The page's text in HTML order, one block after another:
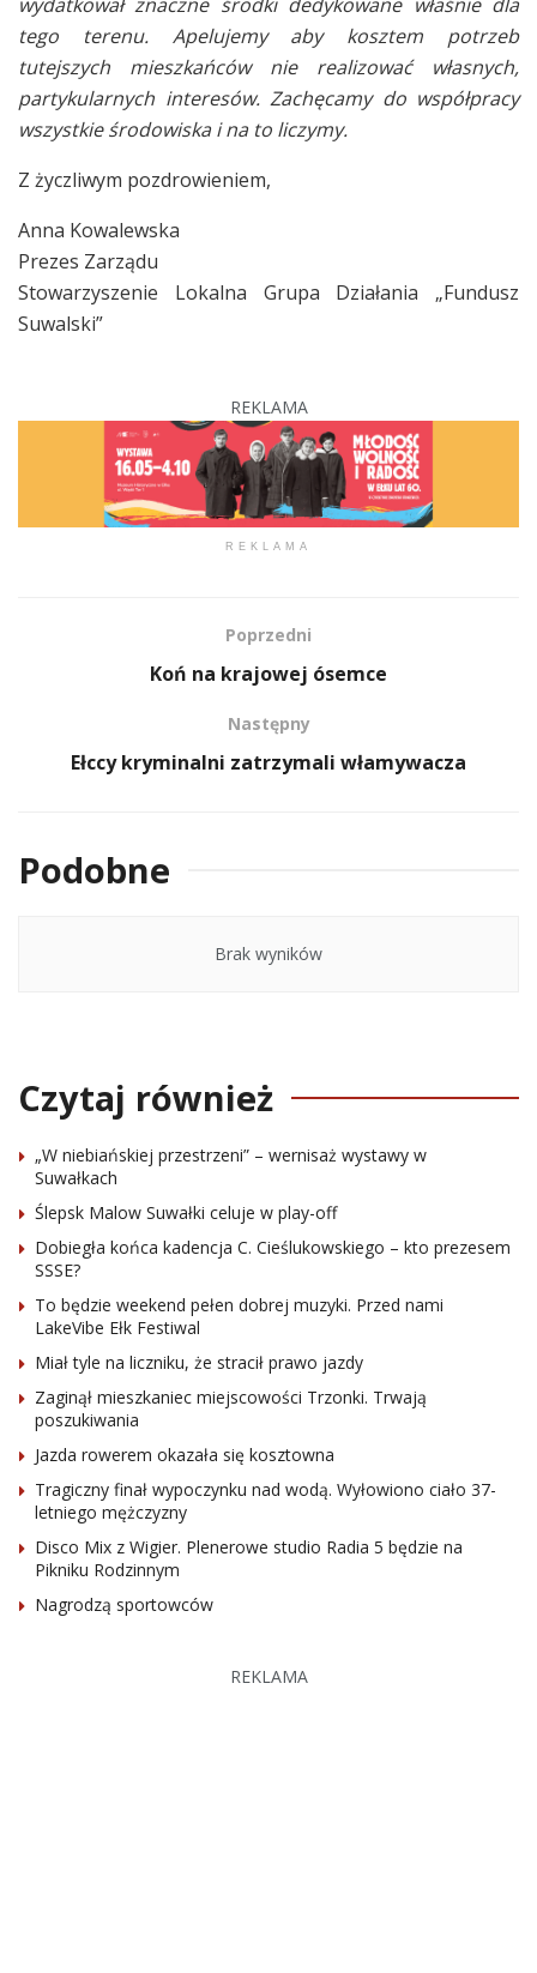
tego terenu. Apelujemy aby kosztem potrzeb
tutejszych mieszkańców nie realizować własnych,
partykularnych interesów. Zachęcamy do współpracy
wszystkie środowiska i na to liczymy.
Z życzliwym pozdrowieniem,
Anna Kowalewska
Prezes Zarządu
Stowarzyszenie Lokalna Grupa Działania „Fundusz
Suwalski”
REKLAMA
REKLAMA
Poprzedni
Koń na krajowej ósemce
Następny
Ełccy kryminalni zatrzymali włamywacza
Podobne
Brak wyników
Czytaj również
„W niebiańskiej przestrzeni” – wernisaż wystawy w
Suwałkach
Ślepsk Malow Suwałki celuje w play-off
Dobiegła końca kadencja C. Cieślukowskiego – kto prezesem
SSSE?
To będzie weekend pełen dobrej muzyki. Przed nami
LakeVibe Ełk Festiwal
Miał tyle na liczniku, że stracił prawo jazdy
Zaginął mieszkaniec miejscowości Trzonki. Trwają
poszukiwania
Jazda rowerem okazała się kosztowna
Tragiczny finał wypoczynku nad wodą. Wyłowiono ciało 37-
letniego mężczyzny
Disco Mix z Wigier. Plenerowe studio Radia 5 będzie na
Pikniku Rodzinnym
Nagrodzą sportowców
REKLAMA